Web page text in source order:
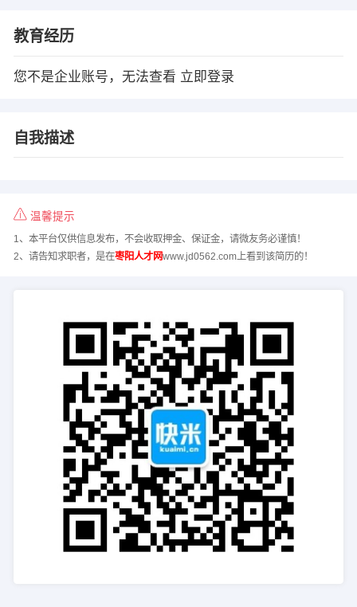
教育经历
您不是企业账号，无法查看 立即登录
自我描述
温馨提示
1、本平台仅供信息发布，不会收取押金、保证金，请微友务必谨慎！
2、请告知求职者，是在枣阳人才网www.jd0562.com上看到该简历的！